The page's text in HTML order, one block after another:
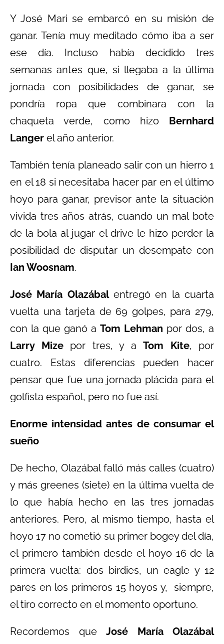
Y José Mari se embarcó en su misión de
ganar. Tenía muy meditado cómo iba a ser
ese día. Incluso había decidido tres
semanas antes que, si llegaba a la última
jornada con posibilidades de ganar, se
pondría ropa que combinara con la
chaqueta verde, como hizo Bernhard
Langer el año anterior.
También tenía planeado salir con un hierro 1
en el 18 si necesitaba hacer par en el último
hoyo para ganar, previsor ante la situación
vivida tres años atrás, cuando un mal bote
de la bola al jugar el drive le hizo perder la
posibilidad de disputar un desempate con
Ian Woosnam.
José María Olazábalentregó en la cuarta
vuelta una tarjeta de 69 golpes, para 279,
con la que ganó a Tom Lehman por dos, a
Larry Mizepor tres, y a Tom Kite, por
cuatro. Estas diferencias pueden hacer
pensar que fue una jornada plácida para el
golfista español, pero no fue así.
Enorme intensidad antes de consumar el
sueño
De hecho, Olazábal falló más calles (cuatro)
y más greenes (siete) en la última vuelta de
lo que había hecho en las tres jornadas
anteriores. Pero, al mismo tiempo, hasta el
hoyo 17 no cometió su primer bogey del día,
el primero también desde el hoyo 16 de la
primera vuelta: dos birdies, un eagle y 12
pares en los primeros 15 hoyos y, siempre,
el tiro correcto en el momento oportuno.
Recordemos que José María Olazábal